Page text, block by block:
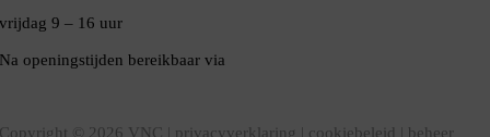
vrijdag 9 – 16 uur
Na openingstijden bereikbaar via
Copyright © 2026 VNC | privacyverklaring cookiebeleid beheer